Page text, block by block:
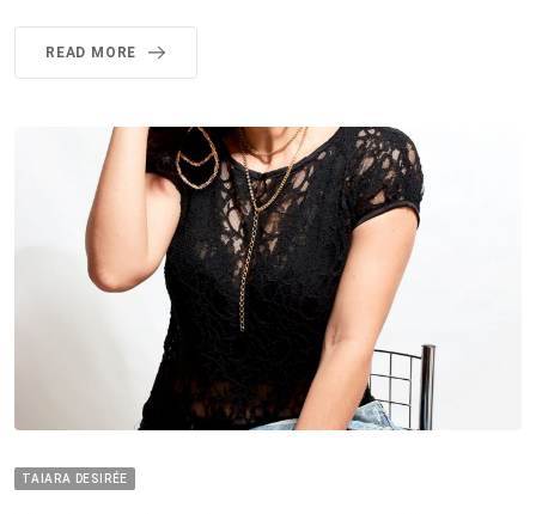
READ MORE
TAIARA DESIRÉE